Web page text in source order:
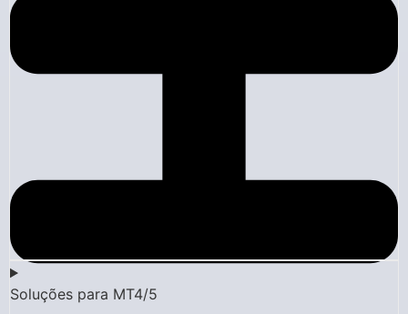
Soluções para MT4/5